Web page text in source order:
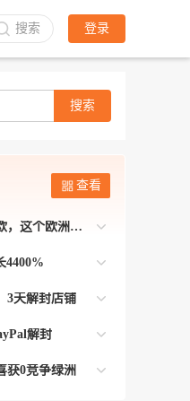
搜索 登录
搜索
查看
从试水到月售超20万欧，这个欧洲本土平台被低估了
4400%
铺经过ESG跨境客
3天解封店铺
店铺异常问题
解封
平台双绿通道
获0竞争绿洲